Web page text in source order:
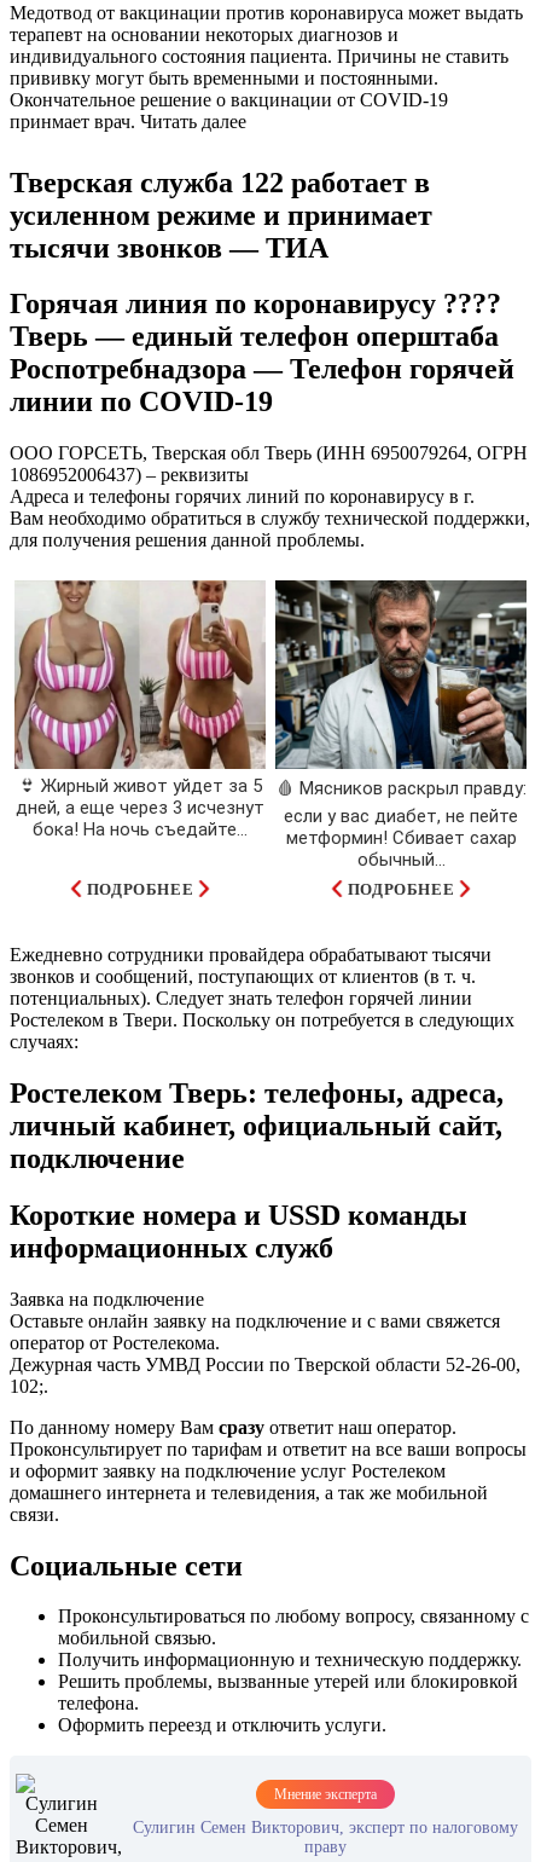
Медотвод от вакцинации против коронавируса может выдать
терапевт на основании некоторых диагнозов и
индивидуального состояния пациента. Причины не ставить
прививку могут быть временными и постоянными.
Окончательное решение о вакцинации от COVID-19
принмает врач. Читать далее
Тверская служба 122 работает в
усиленном режиме и принимает
тысячи звонков — ТИА
Горячая линия по коронавирусу ????
Тверь — единый телефон оперштаба
Роспотребнадзора — Телефон горячей
линии по COVID-19
ООО ГОРСЕТЬ, Тверская обл Тверь (ИНН 6950079264, ОГРН
1086952006437) – реквизиты
Адреса и телефоны горячих линий по коронавирусу в г.
Вам необходимо обратиться в службу технической поддержки,
для получения решения данной проблемы.
👙 Жирный живот уйдет за 5
дней, а еще через 3 исчезнут
бока! На ночь съедайте...
ПОДРОБНЕЕ
🩸 Мясников раскрыл правду:
если у вас диабет, не пейте
метформин! Сбивает сахар
обычный...
ПОДРОБНЕЕ
Ежедневно сотрудники провайдера обрабатывают тысячи
звонков и сообщений, поступающих от клиентов (в т. ч.
потенциальных). Следует знать телефон горячей линии
Ростелеком в Твери. Поскольку он потребуется в следующих
случаях:
Ростелеком Тверь: телефоны, адреса,
личный кабинет, официальный сайт,
подключение
Короткие номера и USSD команды
информационных служб
Заявка на подключение
Оставьте онлайн заявку на подключение и с вами свяжется
оператор от Ростелекома.
Дежурная часть УМВД России по Тверской области 52-26-00,
102;.
По данному номеру Вам сразу ответит наш оператор.
Проконсультирует по тарифам и ответит на все ваши вопросы
и оформит заявку на подключение услуг Ростелеком
домашнего интернета и телевидения, а так же мобильной
связи.
Социальные сети
Проконсультироваться по любому вопросу, связанному с
мобильной связью.
Получить информационную и техническую поддержку.
Решить проблемы, вызванные утерей или блокировкой
телефона.
Оформить переезд и отключить услуги.
Мнение эксперта
Сулигин Семен Викторович, эксперт по налоговому
праву